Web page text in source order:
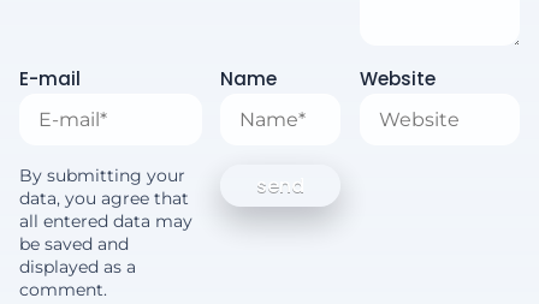
E-mail Name Website
By submitting your
data, you agree that
all entered data may
be saved and
displayed as a
comment.